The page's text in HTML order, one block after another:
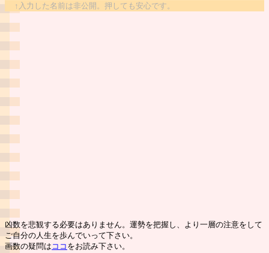
↑入力した名前は非公開。押しても安心です。
凶数を悲観する必要はありません。運勢を把握し、より一層の注意をして
ご自分の人生を歩んでいって下さい。
画数の疑問は ココ をお読み下さい。